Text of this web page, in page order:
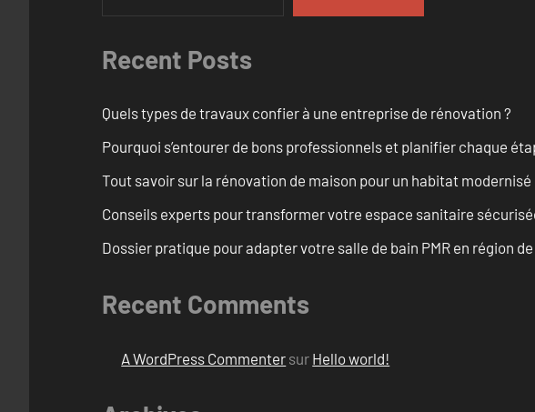
Recent Posts
Quels types de travaux confier à une entreprise de rénovation ?
Pourquoi s’entourer de bons professionnels et planifier chaque
Tout savoir sur la rénovation de maison pour un habitat modernisé
Conseils experts pour transformer votre espace sanitaire
Dossier pratique pour adapter votre salle de bain PMR en région
Recent Comments
A WordPress Commenter sur Hello world!